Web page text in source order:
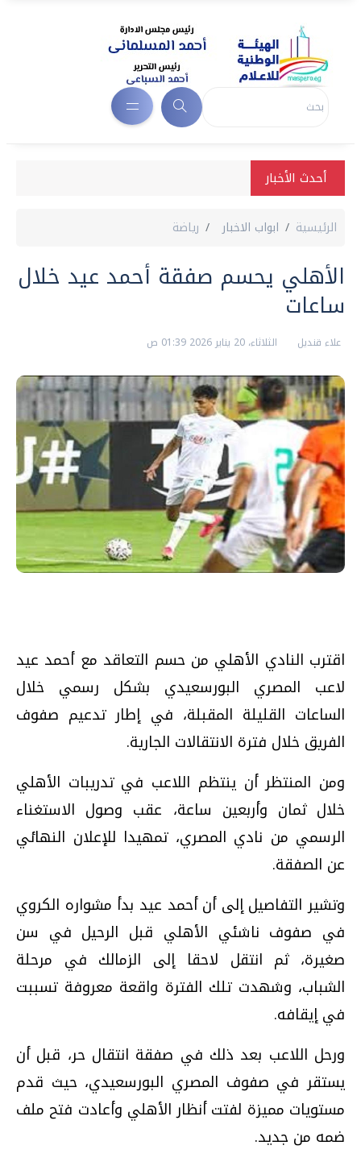
أحدث الأخبار
الرئيسية ابواب الاخبار رياضة
الأهلي يحسم صفقة أحمد عيد خلال
ساعات
علاء قنديل الثلاثاء، 20 يناير 2026 01:39 ص
اقترب النادي الأهلي من حسم التعاقد مع أحمد عيد
لاعب المصري البورسعيدي بشكل رسمي خلال
الساعات القليلة المقبلة، في إطار تدعيم صفوف
الفريق خلال فترة الانتقالات الجارية.
ومن المنتظر أن ينتظم اللاعب في تدريبات الأهلي
خلال ثمان وأربعين ساعة، عقب وصول الاستغناء
الرسمي من نادي المصري، تمهيدا للإعلان النهائي
عن الصفقة.
وتشير التفاصيل إلى أن أحمد عيد بدأ مشواره الكروي
في صفوف ناشئي الأهلي قبل الرحيل في سن
صغيرة، ثم انتقل لاحقا إلى الزمالك في مرحلة
الشباب، وشهدت تلك الفترة واقعة معروفة تسببت
في إيقافه.
ورحل اللاعب بعد ذلك في صفقة انتقال حر، قبل أن
يستقر في صفوف المصري البورسعيدي، حيث قدم
مستويات مميزة لفتت أنظار الأهلي وأعادت فتح ملف
ضمه من جديد.